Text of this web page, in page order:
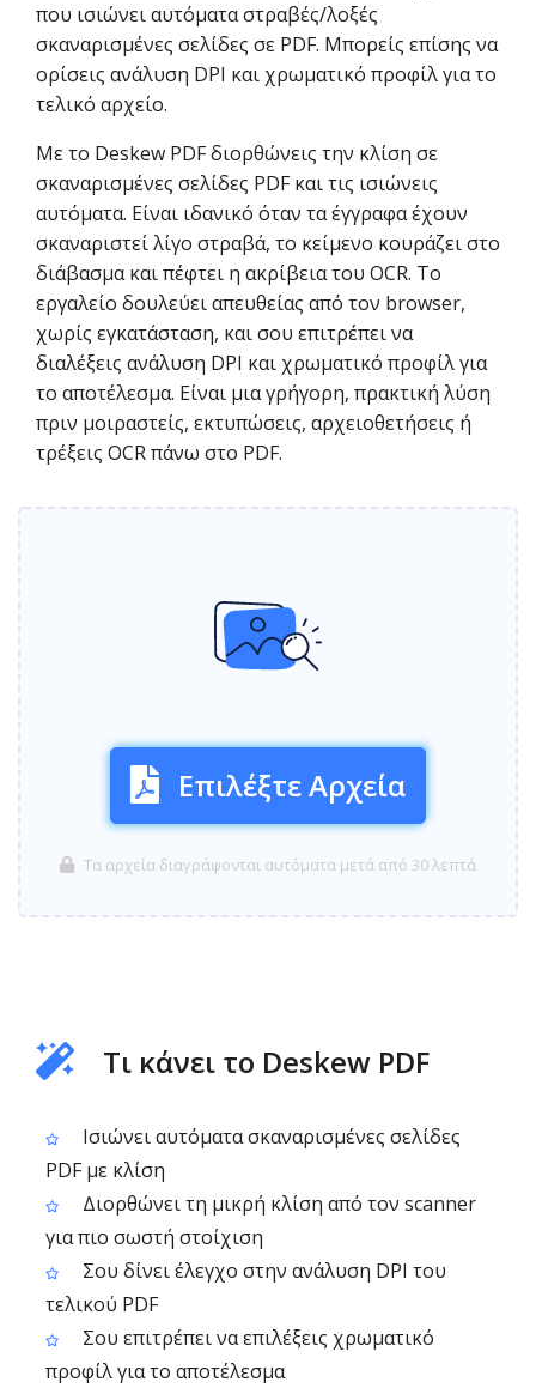
που ισιώνει αυτόματα στραβές/λοξές
σκαναρισμένες σελίδες σε PDF. Μπορείς επίσης να
ορίσεις ανάλυση DPI και χρωματικό προφίλ για το
τελικό αρχείο.
Με το Deskew PDF διορθώνεις την κλίση σε
σκαναρισμένες σελίδες PDF και τις ισιώνεις
αυτόματα. Είναι ιδανικό όταν τα έγγραφα έχουν
σκαναριστεί λίγο στραβά, το κείμενο κουράζει στο
διάβασμα και πέφτει η ακρίβεια του OCR. Το
εργαλείο δουλεύει απευθείας από τον browser,
χωρίς εγκατάσταση, και σου επιτρέπει να
διαλέξεις ανάλυση DPI και χρωματικό προφίλ για
το αποτέλεσμα. Είναι μια γρήγορη, πρακτική λύση
πριν μοιραστείς, εκτυπώσεις, αρχειοθετήσεις ή
τρέξεις OCR πάνω στο PDF.
Επιλέξτε Αρχεία
Τα αρχεία διαγράφονται αυτόματα μετά από 30 λεπτά
Τι κάνει το Deskew PDF
Ισιώνει αυτόματα σκαναρισμένες σελίδες
PDF με κλίση
Διορθώνει τη μικρή κλίση από τον scanner
για πιο σωστή στοίχιση
Σου δίνει έλεγχο στην ανάλυση DPI του
τελικού PDF
Σου επιτρέπει να επιλέξεις χρωματικό
προφίλ για το αποτέλεσμα